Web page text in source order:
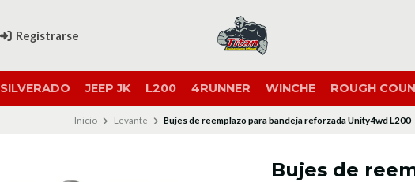
Registrarse
SILVERADO JEEP JK L200 4RUNNER WINCHE ROUGH
Inicio Levante Bujes de reemplazo para bandeja reforzada Unity4wd L200
Bujes de